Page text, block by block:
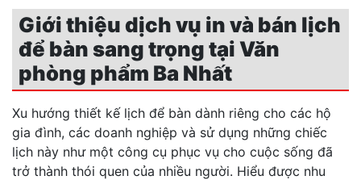
Giới thiệu dịch vụ in và bán lịch
để bàn sang trọng tại Văn
phòng phẩm Ba Nhất
Xu hướng thiết kế lịch để bàn dành riêng cho các hộ
gia đình, các doanh nghiệp và sử dụng những chiếc
lịch này như một công cụ phục vụ cho cuộc sống đã
trở thành thói quen của nhiều người. Hiểu được nhu